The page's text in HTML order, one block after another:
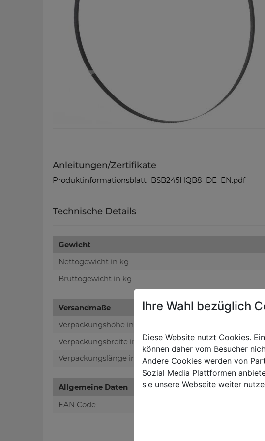
Anleitungen/Zertifikate
Produktinformationsblatt_BSB245HQB8_DE_EN.pdf
Technische Details
Gewicht
Nettogewicht in kg
Bruttogewicht in kg
Versandmaße
Verpackungshöhe in mm
Verpackungsbreite in mm
Verpackungslänge in mm
Allgemeine Daten
EAN Code
Ihre Wahl bezüglich
Diese Website nutzt Cookies.
können daher vom Besucher
Andere Cookies werden von
Sozial Media Plattformen
sie unsere Webseite weiter